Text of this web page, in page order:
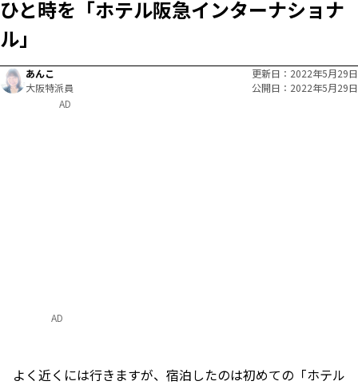
ひと時を「ホテル阪急インターナショナ
ル」
あんこ
大阪特派員
更新日
2022年5月29日
公開日
2022年5月29日
AD
よく近くには行きますが、宿泊したのは初めての「ホテル
AD